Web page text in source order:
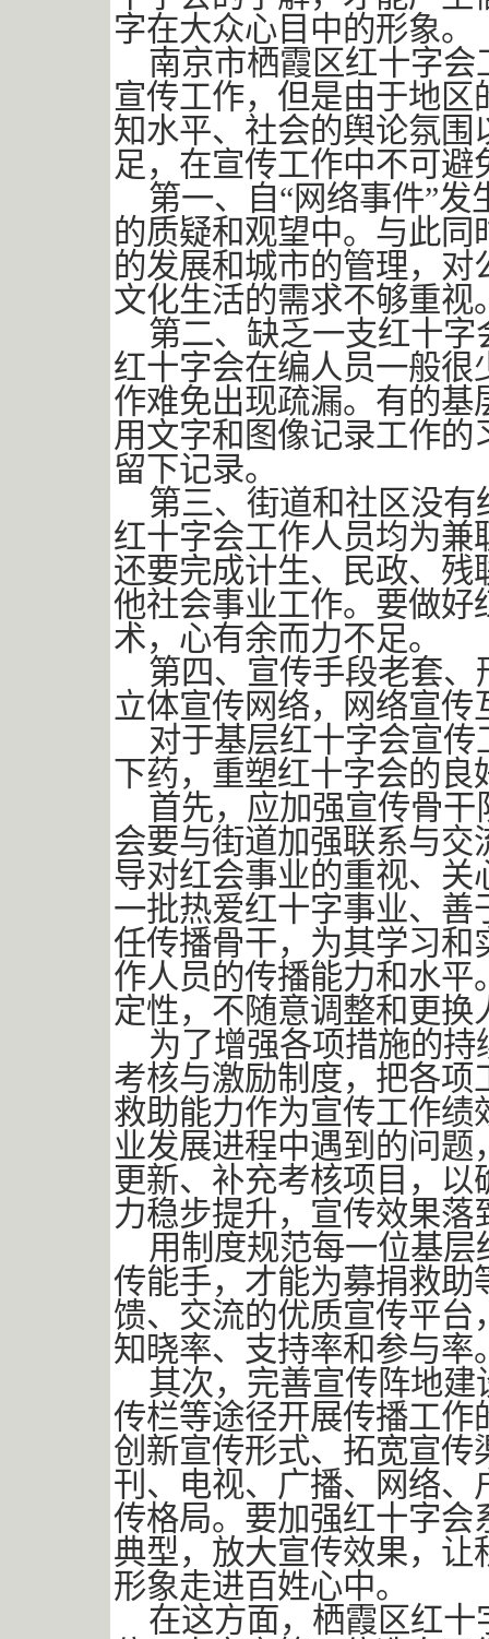
字在大众心目中的形象。
南京市栖霞区红十字会
宣传工作，但是由于地
知水平、社会的舆论氛
足，在宣传工作中不可
第一、自“网络事件”发
的质疑和观望中。与此
的发展和城市的管理，
文化生活的需求不够重视
第二、缺乏一支红十字
红十字会在编人员一般
作难免出现疏漏。有的
用文字和图像记录工作
留下记录。
第三、街道和社区没有
红十字会工作人员均为
还要完成计生、民政、
他社会事业工作。要做
术，心有余而力不足。
第四、宣传手段老套、
立体宣传网络，网络宣传
对于基层红十字会宣传
下药，重塑红十字会的良
首先，应加强宣传骨干
会要与街道加强联系与
导对红会事业的重视、
一批热爱红十字事业、
任传播骨干，为其学习
作人员的传播能力和水
定性，不随意调整和更换
为了增强各项措施的持
考核与激励制度，把各
救助能力作为宣传工作
业发展进程中遇到的问
更新、补充考核项目，
力稳步提升，宣传效果落
用制度规范每一位基层
传能手，才能为募捐救
馈、交流的优质宣传平
知晓率、支持率和参与率
其次，完善宣传阵地建
传栏等途径开展传播工
创新宣传形式、拓宽宣
刊、电视、广播、网络、
传格局。要加强红十字
典型，放大宣传效果，
形象走进百姓心中。
在这方面，栖霞区红十